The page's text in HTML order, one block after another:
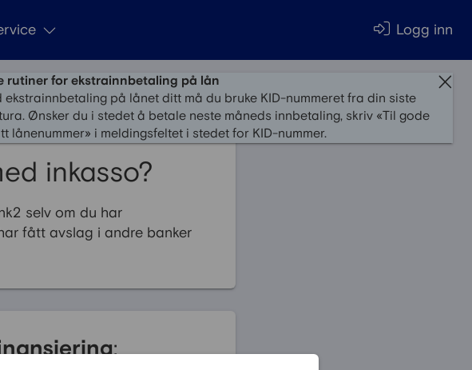
Logg inn
rutiner for ekstrainnbetaling på lån
ekstrainnbetaling på lånet ditt må du bruke KID-nummeret fra din siste
Ønsker du i stedet å betale neste måneds innbetaling, skriv «Til gode
lånenummer» i meldingsfeltet i stedet for KID-nummer.
inkasso?
selv om du har
fått avslag i andre banker
: